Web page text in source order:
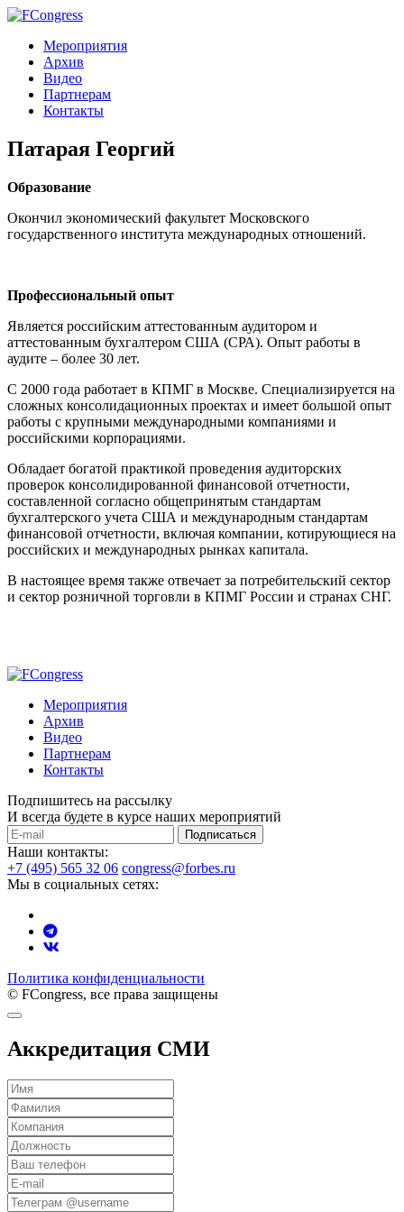
Мероприятия
Архив
Видео
Партнерам
Контакты
Патарая Георгий
Образование
Окончил экономический факультет Московского
государственного института международных отношений.
Профессиональный опыт
Является российским аттестованным аудитором и
аттестованным бухгалтером США (СРА). Опыт работы в
аудите – более 30 лет.
С 2000 года работает в КПМГ в Москве. Специализируется на
сложных консолидационных проектах и имеет большой опыт
работы с крупными международными компаниями и
российскими корпорациями.
Обладает богатой практикой проведения аудиторских
проверок консолидированной финансовой отчетности,
составленной согласно общепринятым стандартам
бухгалтерского учета США и международным стандартам
финансовой отчетности, включая компании, котирующиеся на
российских и международных рынках капитала.
В настоящее время также отвечает за потребительский сектор
и сектор розничной торговли в КПМГ России и странах СНГ.
Мероприятия
Архив
Видео
Партнерам
Контакты
Подпишитесь на рассылку
И всегда будете в курсе наших мероприятий
Подписаться
Наши контакты:
+7 (495) 565 32 06 congress@forbes.ru
Мы в социальных сетях:
Политика конфиденциальности
© FCongress, все права защищены
Аккредитация СМИ